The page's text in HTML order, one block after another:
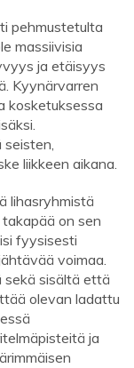
pehmustetulta
massiivisia
ja etäisyys
Kyynärvarren
kosketuksessa
seisten,
liikkeen aikana.
lihasryhmistä
on sen
fyysisesti
voimaa.
sekä sisältä että
olevan ladattu
ja